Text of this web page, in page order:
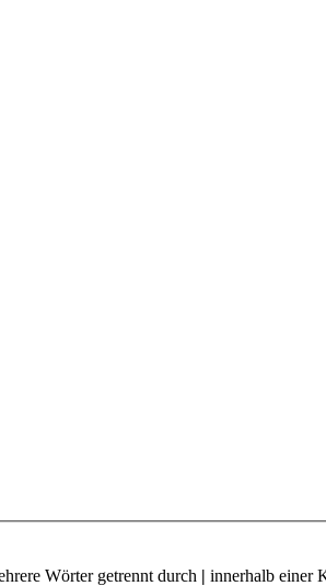
Wörter getrennt durch | innerhalb einer